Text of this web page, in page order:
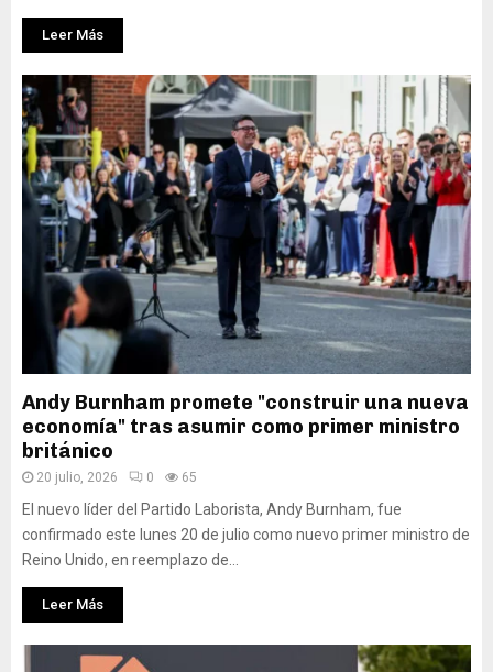
Leer Más
Andy Burnham promete "construir una nueva
economía" tras asumir como primer ministro
británico
20 julio, 2026 0 65
El nuevo líder del Partido Laborista, Andy Burnham, fue
confirmado este lunes 20 de julio como nuevo primer ministro de
Reino Unido, en reemplazo de...
Leer Más